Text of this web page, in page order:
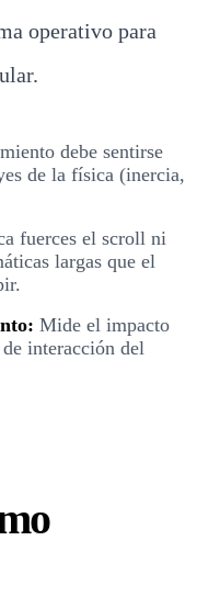
operativo para
debe sentirse
de la física (inercia,
fuerces el scroll ni
largas que el
Mide el impacto
interacción del